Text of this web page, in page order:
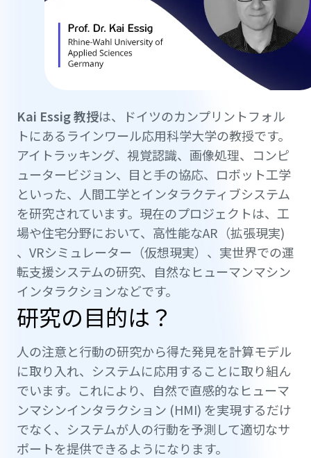
Kai Essig 教授は、ドイツのカンプリントフォル
トにあるラインワール応用科学大学の教授です。
アイトラッキング、視覚認識、画像処理、コンピ
ュータービジョン、目と手の協応、ロボット工学
といった、人間工学とインタラクティブシステム
を研究されています。現在のプロジェクトは、工
場や住宅分野において、高性能なAR（拡張現実)
、VRシミュレーター（仮想現実）、実世界での運
転支援システムの研究、自然なヒューマンマシン
インタラクションなどです。
研究の目的は？
人の注意と行動の研究から得た発見を計算モデル
に取り入れ、システムに応用することに取り組ん
でいます。これにより、自然で直感的なヒューマ
ンマシンインタラクション (HMI) を実現するだけ
でなく、システムが人の行動を予測して適切なサ
ポートを提供できるようになります。